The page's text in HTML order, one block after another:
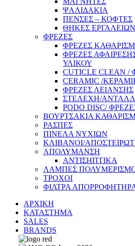
ΨΑΛΙΔΑΚΙΑ
ΠΕΝΣΕΣ – ΚΟΦΤΕΣ
ΘΗΚΕΣ ΕΡΓΑΛΕΙΩΝ
ΦΡΕΖΕΣ
ΦΡΕΖΕΣ
ΦΡΕΖΕΣ
ΥΛΙΚΟΥ
CUTICLE CLEAN
CERAMIC /
ΦΡΕΖΕΣ ΛΕΙΑΝΣΗΣ
ΣΤΕΛΕΧΗ/
PODO DISC/
ΒΟΥΡΤΣΑΚΙΑ
ΡΑΣΠΕΣ
ΠΙΝΕΛΑ ΝΥΧΙΩΝ
ΚΛΙΒΑΝΟΙ/
ΑΠΟΛΥΜΑΝΣΗ
ΑΝΤΙΣΗΠΤΙΚΑ
ΛΑΜΠΕΣ
ΤΡΟΧΟΙ
ΦΙΛΤΡΑ
ΑΡΧΙΚΗ
ΚΑΤΑΣΤΗΜΑ
SALES
BRANDS